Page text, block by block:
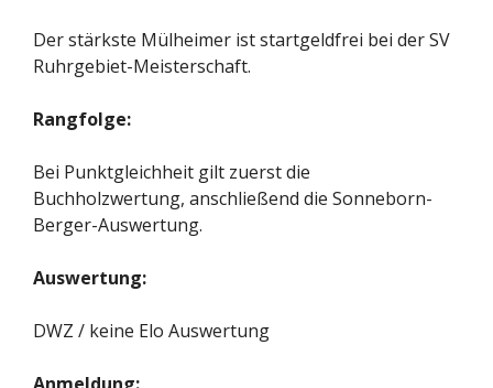
Der stärkste Mülheimer ist startgeldfrei bei der SV
Ruhrgebiet-Meisterschaft.
Rangfolge:
Bei Punktgleichheit gilt zuerst die
Buchholzwertung, anschließend die Sonneborn-
Berger-Auswertung.
Auswertung:
DWZ / keine Elo Auswertung
Anmeldung: